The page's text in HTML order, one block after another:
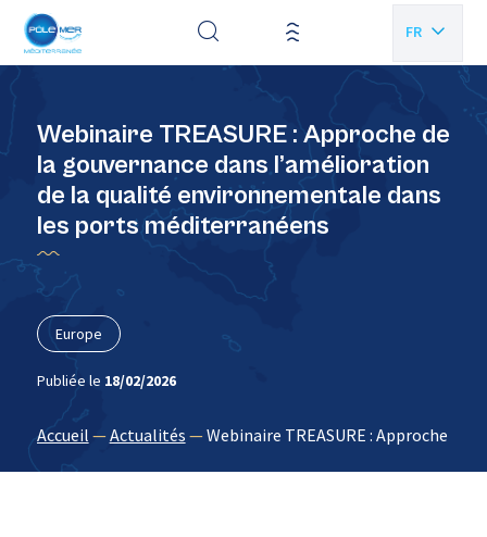
FR
EN
Webinaire TREASURE : Approche de
la gouvernance dans l’amélioration
de la qualité environnementale dans
les ports méditerranéens
Europe
Publiée le 18/02/2026
Accueil —Actualités —Webinaire TREASURE : Approche
Panneau de gestion des cookies